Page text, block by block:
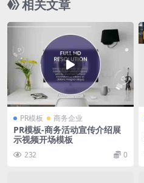
相关文章
PR模板 商务企业
PR模板-商务活动宣传介绍展
示视频开场模板
232 0